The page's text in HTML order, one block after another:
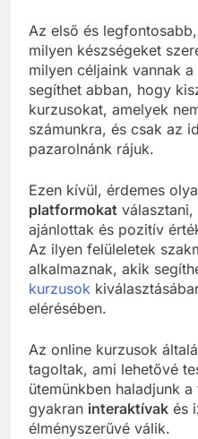
Az első és
milyen készségeket
milyen céljaink vannak
segíthet abban, hogy
kurzusokat, amelyek
számunkra, és csak az
pazarolnánk rájuk.
Ezen kívül, érdemes
platformokat
ajánlottak és pozitív
Az ilyen felüleletek
alkalmaznak, akik
kurzusok
elérésében.
Az online kurzusok
tagoltak, ami lehetővé
ütemünkben haladjunk
gyakran interaktívak és
élményszerűvé válik.